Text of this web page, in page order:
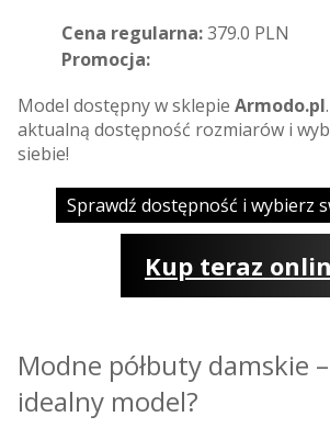
Cena regularna:379.0 PLN
Promocja:
Model dostępny w sklepie Armodo.pl
aktualną dostępność rozmiarów i
siebie!
Sprawdź dostępność i wybierz
Kup teraz
Modne półbuty damskie
idealny model?